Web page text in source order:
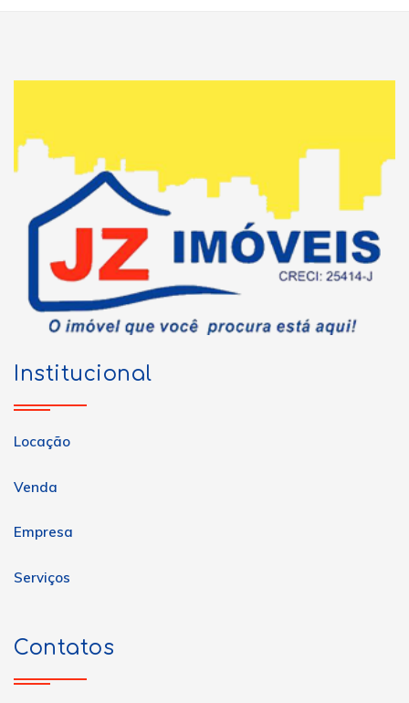
Institucional
Locação
Venda
Empresa
Serviços
Contatos